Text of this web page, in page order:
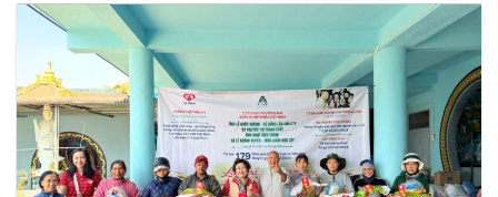
cạn theo, và từng can nước trở thành thứ phải chắt chiu sau
những quãng đường ...